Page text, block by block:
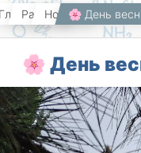
Главная Работникам Новости
🌸 День